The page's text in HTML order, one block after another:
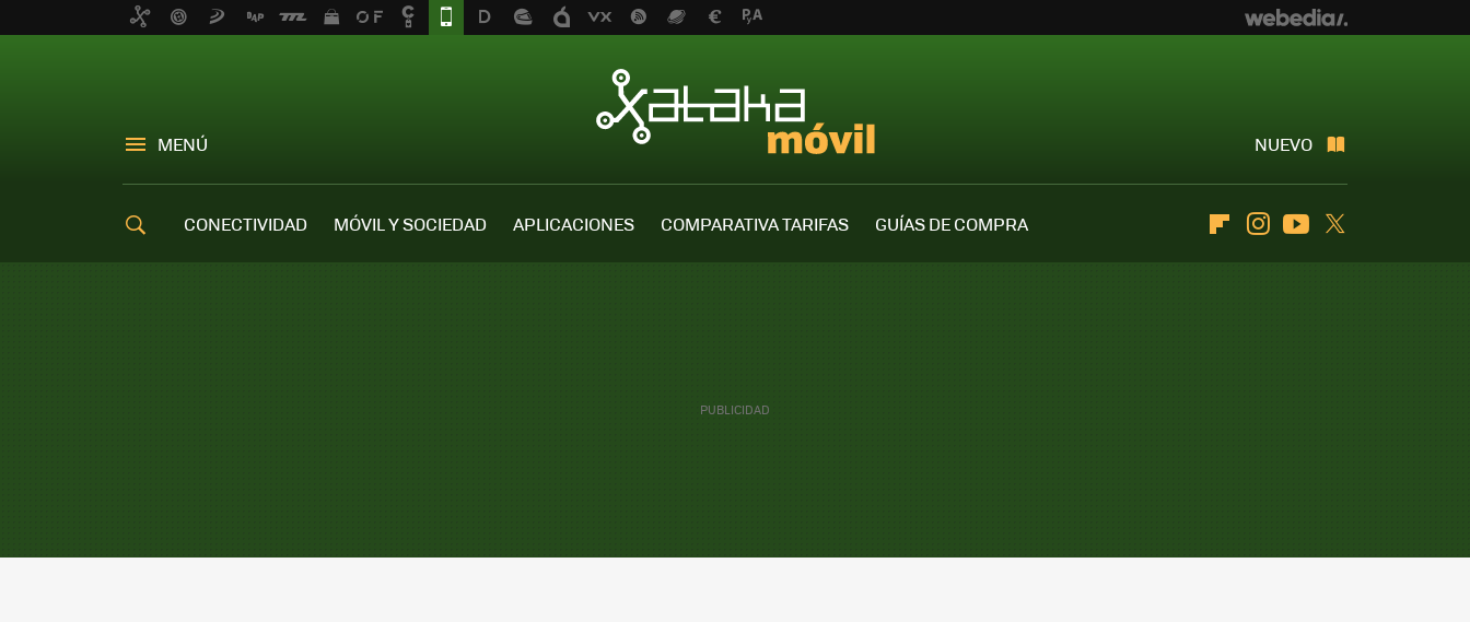
MENÚ NUEVO
CONECTIVIDAD MÓVIL Y SOCIEDAD APLICACIONES COMPARATIVA TARIFAS
GUÍAS DE COMPRA
FlipboardInstagramYoutube